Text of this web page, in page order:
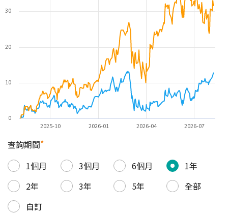
2025-10 2026-01 2026-04 2026-07
0
10
20
30
查詢期間*
1個月
3個月 6個月
1年
2年
3年 5年
全部
自訂